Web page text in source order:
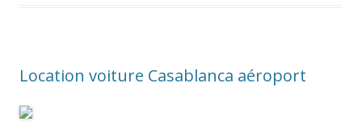
Location voiture Casablanca aéroport